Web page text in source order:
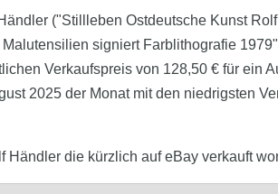
("Stillleben Ostdeutsche Kunst
signiert Farblithografie
Verkaufspreis von 128,50 € für ein
2025 der Monat mit den niedrigsten
Händler die kürzlich auf eBay verkauft